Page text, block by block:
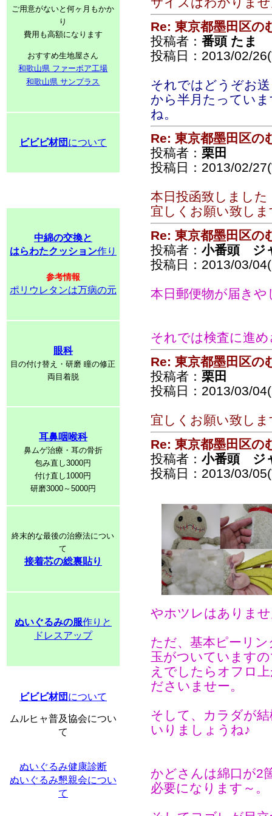
ご用意がないと何ヶ月もかか
り
費用も高額になります
おすすめ生地屋さん
和歌山県 ファーボア工場
和歌山県 サンプラス
ビビビ材団 について
中綿の交換と
はらわたクッション作り
参考情報
ポリウレタンは万病の元
眼科
目の付け替え・研磨 瞳の修正
両目着脱
耳鼻咽喉科
鼻ムゲ治療・耳の骨折
包み直し3000円
付け直し1000円
研磨3000～5000円
終末的な最後の治療法につい
て
接着芯の総裏貼り
ぬいぐるみの服作りと
ドレスアップ
ビビビ材団 について
ムルヒャ普及協会につい
て
ぬいぐるみ健康診断
ぬいぐるみ懇親会につい
て
Re: 東京都墨田区の
投稿者： 番頭 たま
投稿日：2013/02/
それではどうぞお
から半月たってい
ね。
Re: 東京都墨田区の
投稿者： 栗田
投稿日：2013/02/
本日投函致しました
宜しくお願い致しま
Re: 東京都墨田区の
投稿者： 小番頭 ジ
投稿日：2013/03/
本日郵便物が届きや
それでは検査に進
Re: 東京都墨田区の
投稿者： 栗田
投稿日：2013/03/
宜しくお願い致しま
Re: 東京都墨田区の
投稿者： 小番頭 ジ
投稿日：2013/03/
やホツレはありま
ただ、基本ピーリ
玉がついています
えでしたらオフロ
ださいませー。
そして、カラダが
いりましょうね♪
かどさんは綿口が2
必要になります～。